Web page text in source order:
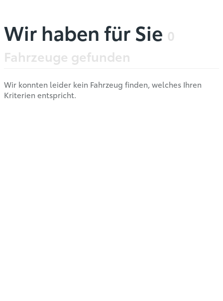
Wir haben für Sie 0
Fahrzeuge gefunden
Wir konnten leider kein Fahrzeug finden, welches Ihren
Kriterien entspricht.